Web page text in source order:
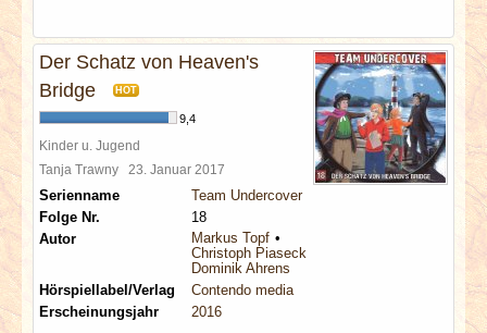
Der Schatz von Heaven's
Bridge
HOT
9,4
Kinder u. Jugend
Tanja Trawny 23. Januar 2017
Serienname
Team Undercover
Folge Nr.
18
Autor
Markus Topf
Christoph Piasecki
Dominik Ahrens
Hörspiellabel/Verlag
Contendo media
Erscheinungsjahr
2016